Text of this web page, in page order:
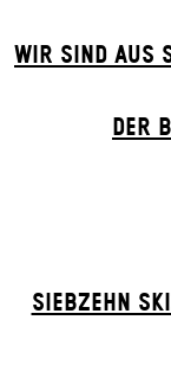
WIR SIND AUS
DER
SIEBZEHN